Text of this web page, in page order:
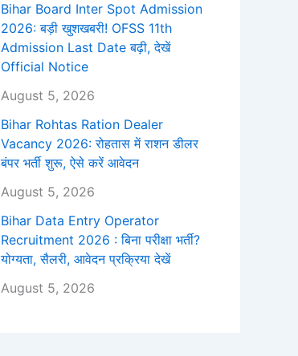
Bihar Board Inter Spot Admission
2026: बड़ी खुशखबरी! OFSS 11th
Admission Last Date बढ़ी, देखें
Official Notice
August 5, 2026
Bihar Rohtas Ration Dealer
Vacancy 2026: रोहतास में राशन डीलर
बंपर भर्ती शुरू, ऐसे करें आवेदन
August 5, 2026
Bihar Data Entry Operator
Recruitment 2026 : बिना परीक्षा भर्ती?
योग्यता, सैलरी, आवेदन प्रक्रिया देखें
August 5, 2026